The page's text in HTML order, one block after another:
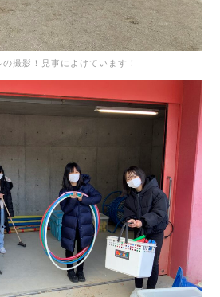
の撮影！見事によけています！